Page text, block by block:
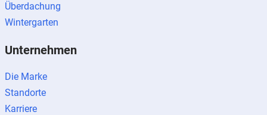
Überdachung
Wintergarten
Unternehmen
Die Marke
Standorte
Karriere